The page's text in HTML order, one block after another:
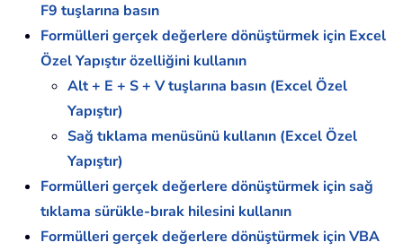
F9 tuşlarına basın
Formülleri gerçek değerlere dönüştürmek için Excel
Özel Yapıştır özelliğini kullanın
Alt + E + S + V tuşlarına basın (Excel Özel
Yapıştır)
Sağ tıklama menüsünü kullanın (Excel Özel
Yapıştır)
Formülleri gerçek değerlere dönüştürmek için sağ
tıklama sürükle-bırak hilesini kullanın
Formülleri gerçek değerlere dönüştürmek için VBA